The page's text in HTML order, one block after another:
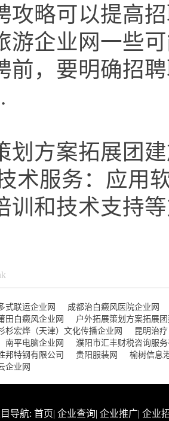
攻略可以提高
游企业网一些
前，要明确招
划方案拓展团
术服务：应用
训和技术支持
式联运企业网
成都治白癜风医院企业网
田白癜风企业网
户外拓展策划方案拓展
杉宏烨（天津）文化传播企业网
昆明治
南平电脑企业网
濮阳市汇丰财税咨询服
邦特钢有限公司 贵阳服装网
榆树信息
企业网
导航: 首页| 企业查询| 企业推广| 企业